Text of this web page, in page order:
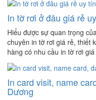
In tờ rơi ở đâu giá rẻ
Hiểu được sự quan trọng
chuyên in tờ rơi giá rẻ, thiết
hàng có nhu cầu in tờ rơi
In card visit, name
Dương